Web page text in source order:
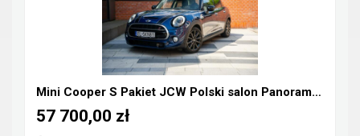
Mini Cooper S Pakiet JCW Polski salon Panorama Hea...
57 700,00 zł